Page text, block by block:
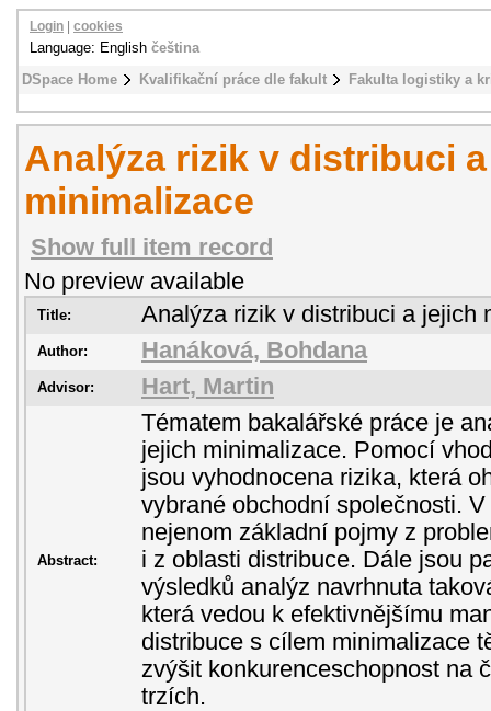
DSpace Home Kvalifikační práce dle fakult Fakulta logistiky a
Login cookies
Language: English čeština
Analýza rizik v distribuci
minimalizace
Show full item record
No preview available
Title: Analýza rizik v distribuci a jejich
Author: Hanáková, Bohdana
Advisor: Hart, Martin
Abstract:
Tématem bakalářské práce je
jejich minimalizace. Pomocí
jsou vyhodnocena rizika, která
vybrané obchodní společnosti.
nejenom základní pojmy z
i z oblasti distribuce. Dále jsou
výsledků analýz navrhnuta
která vedou k efektivnějšímu
distribuce s cílem minimalizace
zvýšit konkurenceschopnost na
trzích.